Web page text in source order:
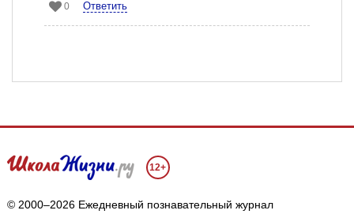
0 Ответить
12+
© 2000–2026 Ежедневный познавательный журнал